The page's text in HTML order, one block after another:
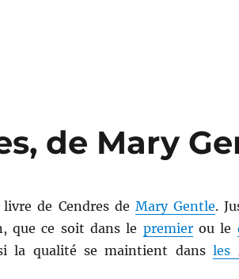
des ténèbres, de Mary
de Mary
de Cendres deMary Gentle.
que ce soit dans le premierou le
la qualité se maintient dansles